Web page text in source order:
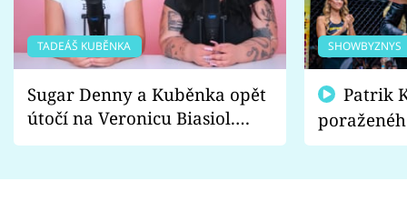
TADEÁŠ KUBĚNKA
Sugar Denny a Kuběnka opět
útočí na Veronicu Biasiol.
Proč je podle nich falešná a
SHOWBYZNYS
fanoušci